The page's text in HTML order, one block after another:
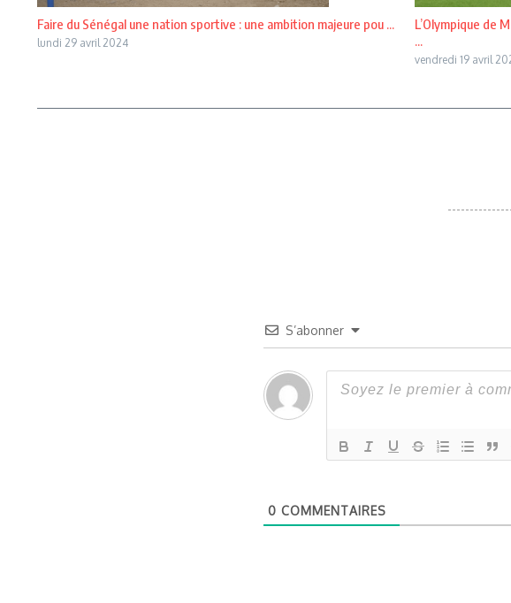
Faire du Sénégal une nation sportive : une ambition majeure pou ...
lundi 29 avril 2024
L’Olympique de
...
vendredi 19 avril
S’abonner
0 COMMENTAIRES